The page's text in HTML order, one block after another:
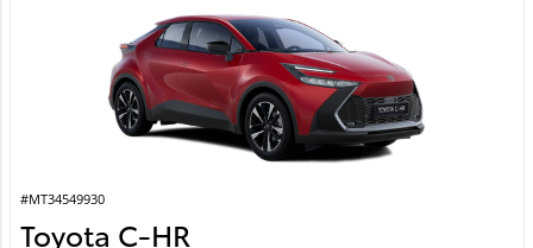
#MT34549930
Toyota C-HR